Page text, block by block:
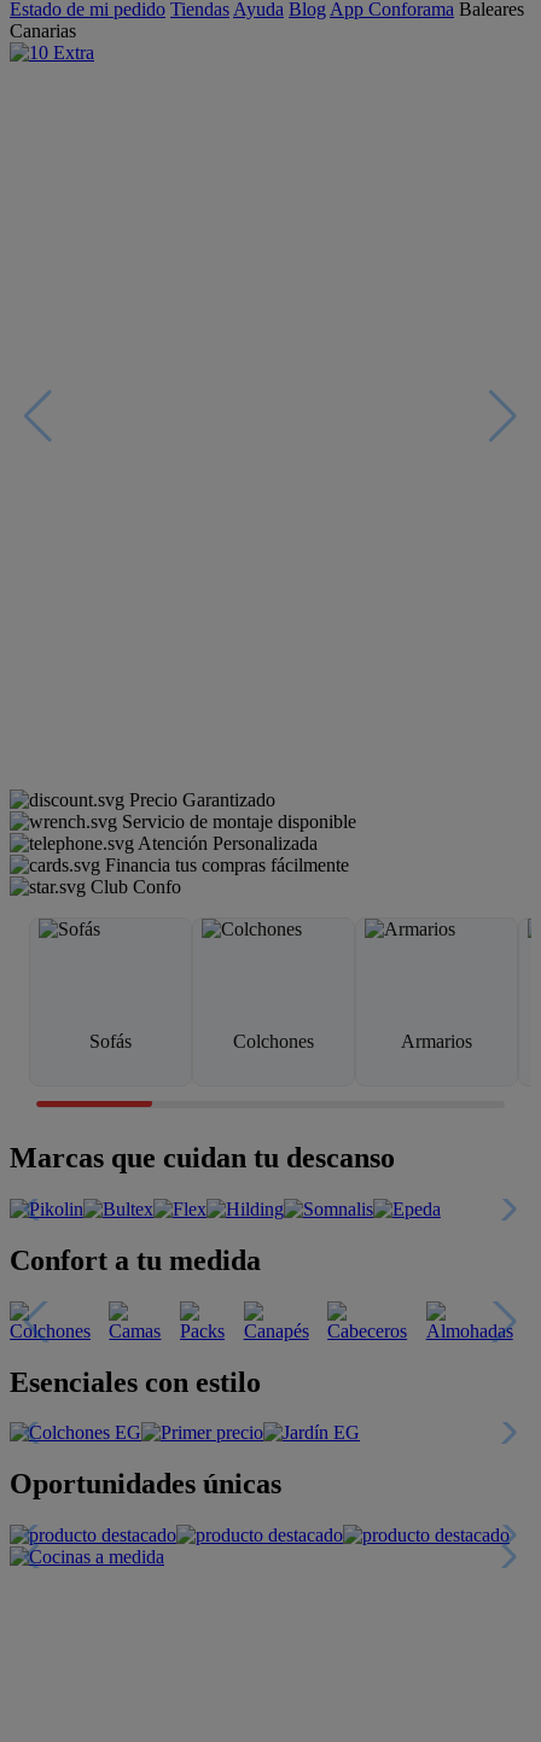
Estado de mi pedido Tiendas Ayuda Blog App Conforama Baleares
Canarias
Precio Garantizado
Servicio de montaje disponible
Atención Personalizada
Financia tus compras fácilmente
Club Confo
Sofás Colchones Armarios
Marcas que cuidan tu descanso
Confort a tu medida
Esenciales con estilo
Oportunidades únicas